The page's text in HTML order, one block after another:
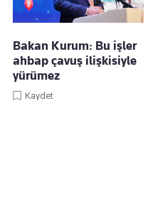
Bakan Kurum: Bu işler
ahbap çavuş ilişkisiyle
yürümez
Kaydet